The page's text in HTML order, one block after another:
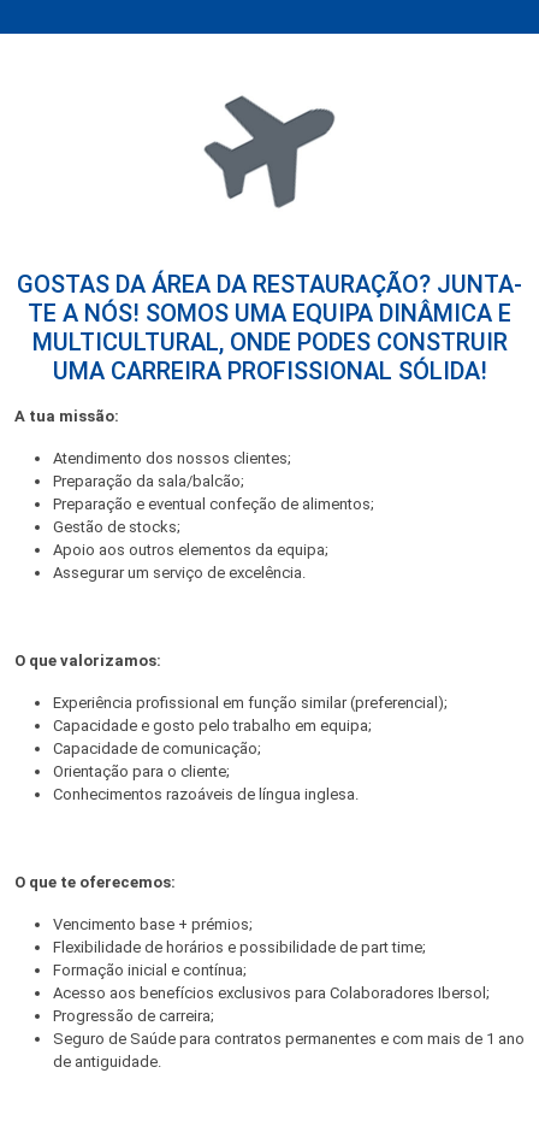
GOSTAS DA ÁREA DA RESTAURAÇÃO? JUNTA-
TE A NÓS! SOMOS UMA EQUIPA DINÂMICA E
MULTICULTURAL, ONDE PODES CONSTRUIR
UMA CARREIRA PROFISSIONAL SÓLIDA!
A tua missão:
Atendimento dos nossos clientes;
Preparação da sala/balcão;
Preparação e eventual confeção de alimentos;
Gestão de stocks;
Apoio aos outros elementos da equipa;
Assegurar um serviço de excelência.
O que valorizamos:
Experiência profissional em função similar (preferencial);
Capacidade e gosto pelo trabalho em equipa;
Capacidade de comunicação;
Orientação para o cliente;
Conhecimentos razoáveis de língua inglesa.
O que te oferecemos:
Vencimento base + prémios;
Flexibilidade de horários e possibilidade de part time;
Formação inicial e contínua;
Acesso aos benefícios exclusivos para Colaboradores Ibersol;
Progressão de carreira;
Seguro de Saúde para contratos permanentes e com mais de 1 ano
de antiguidade.